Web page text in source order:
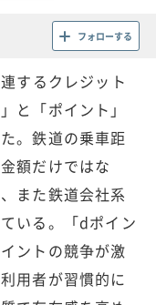
フォローする
するクレジット
と「ポイント」
。鉄道の乗車距
額だけではな
また鉄道会社系
いる。「dポイン
ントの競争が激
用者が習慣的に